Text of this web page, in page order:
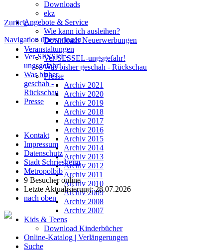
Downloads
ekz
Angebote & Service
Wie kann ich ausleihen?
Downloads Neuerwerbungen
Veranstaltungen
Ver-SESSEL-ungsgefahr!
Was bisher geschah - Rückschau
Presse
Archiv 2021
Archiv 2020
Archiv 2019
Archiv 2018
Archiv 2017
Archiv 2016
Archiv 2015
Archiv 2014
Archiv 2013
Archiv 2012
Archiv 2011
Archiv 2010
Archiv 2009
Archiv 2008
Archiv 2007
Kids & Teens
Download Kinderbücher
Online-Katalog | Verlängerungen
Suche
Zurück
Navigation überspringen
Ver-SESSEL-
ungsgefahr!
Was bisher
geschah -
Rückschau
Presse
Kontakt
Impressum
Datenschutz
Stadt Schriesheim
Metropolbib
9 Besucher online
Letzte Aktualisierung: 28.07.2026
nach oben